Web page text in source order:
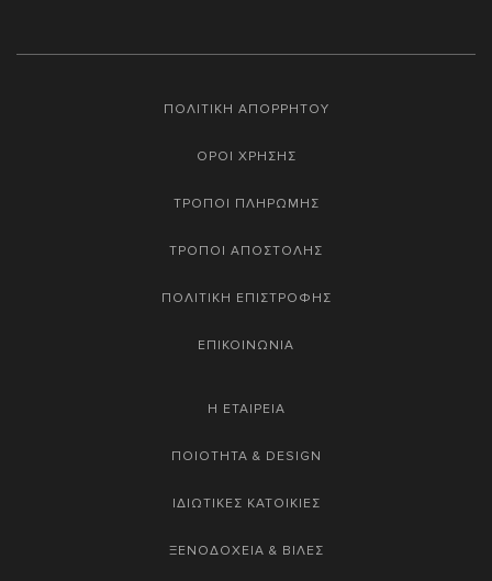
ΠΟΛΙΤΙΚΗ ΑΠΟΡΡΗΤΟΥ
ΟΡΟΙ ΧΡΗΣΗΣ
ΤΡΟΠΟΙ ΠΛΗΡΩΜΗΣ
ΤΡΟΠΟΙ ΑΠΟΣΤΟΛΗΣ
ΠΟΛΙΤΙΚΗ ΕΠΙΣΤΡΟΦΗΣ
ΕΠΙΚΟΙΝΩΝΙΑ
Η ΕΤΑΙΡΕΙΑ
ΠΟΙΟΤΗΤΑ & DESIGN
ΙΔΙΩΤΙΚΕΣ ΚΑΤΟΙΚΙΕΣ
ΞΕΝΟΔΟΧΕΙΑ & ΒΙΛΕΣ